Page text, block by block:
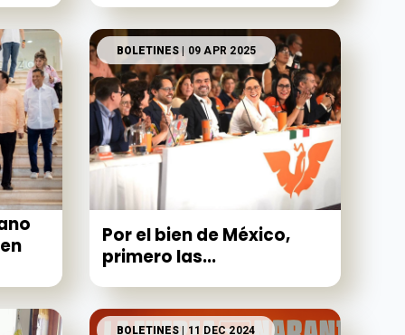
BOLETINES | 09 APR 2025
Por el bien de México,
primero las...
BOLETINES| 11 DEC 2024